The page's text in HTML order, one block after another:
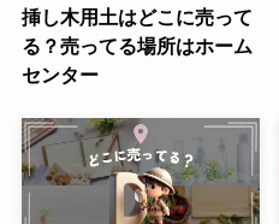
挿し木用土はどこに売って
る？売ってる場所はホーム
センター